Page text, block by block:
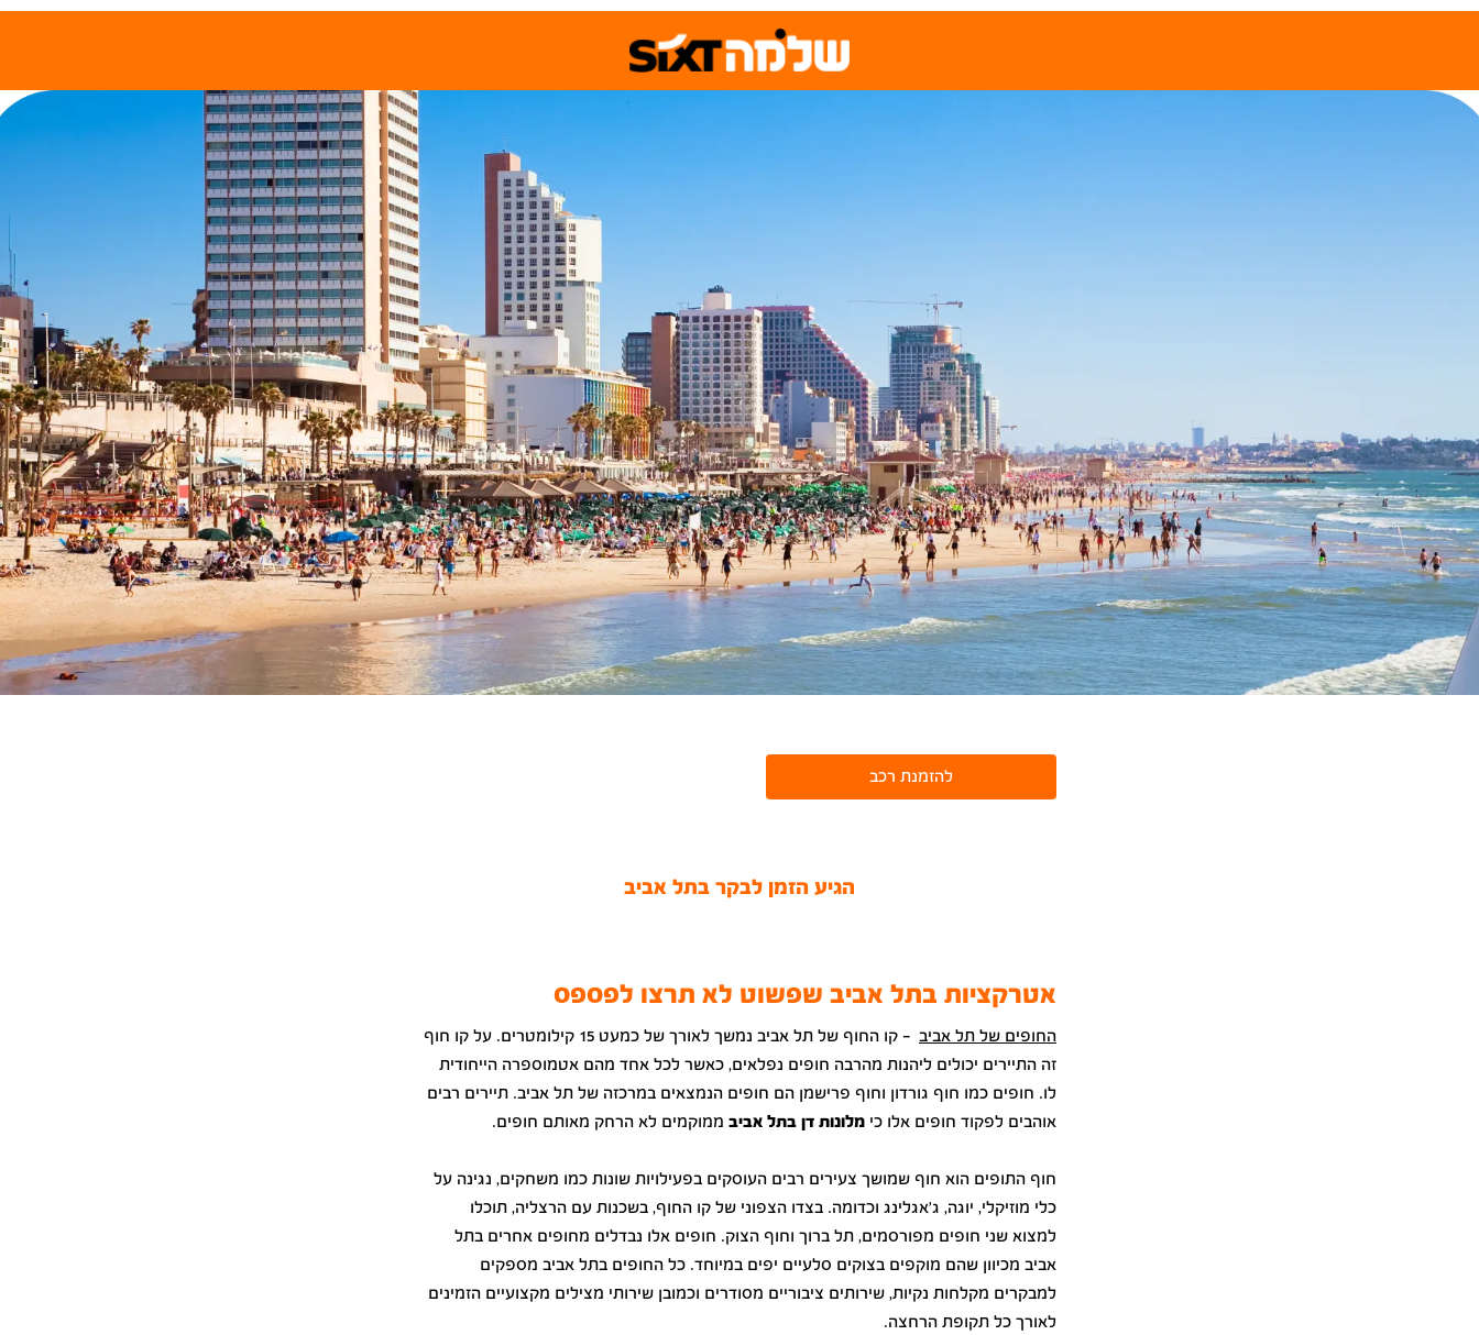
להזמנת רכב
הגיע הזמן לבקר בתל אביב
אטרקציות בתל אביב שפשוט לא תרצו לפספס
החופים של תל אביב
– קו החוף של תל אביב נמשך לאורך של כמעט 15 קילומטרים. על קו חוף
זה התיירים יכולים ליהנות מהרבה חופים נפלאים, כאשר לכל אחד מהם אטמוספרה הייחודית
לו. חופים כמו חוף גורדון וחוף פרישמן הם חופים הנמצאים במרכזה של תל אביב. תיירים רבים
אוהבים לפקוד חופים אלו כי מלונות דן בתל אביב ממוקמים לא הרחק מאותם חופים.
חוף התופים הוא חוף שמושך צעירים רבים העוסקים בפעילויות שונות כמו משחקים, נגינה על
כלי מוזיקלי, יוגה, ג'אגלינג וכדומה. בצדו הצפוני של קו החוף, בשכנות עם הרצליה, תוכלו
למצוא שני חופים מפורסמים, תל ברוך וחוף הצוק. חופים אלו נבדלים מחופים אחרים בתל
אביב מכיוון שהם מוקפים בצוקים סלעיים יפים במיוחד. כל החופים בתל אביב מספקים
למבקרים מקלחות נקיות, שירותים ציבוריים מסודרים וכמובן שירותי מצילים מקצועיים הזמינים
לאורך כל תקופת הרחצה.